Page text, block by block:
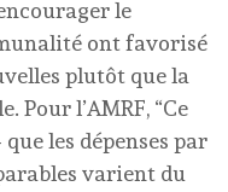
le
ont favorisé
plutôt que la
Pour l’AMRF, “Ce
les dépenses par
varient du